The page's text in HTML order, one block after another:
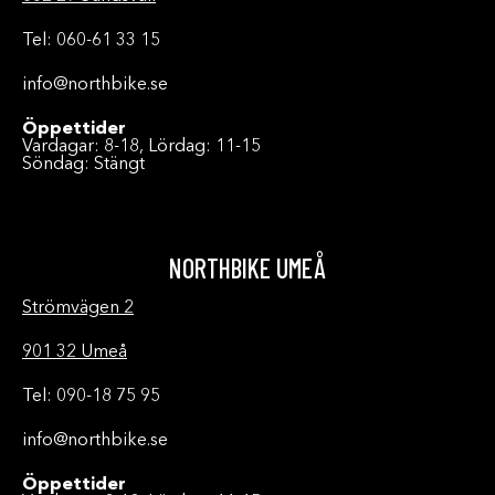
Tel: 060-61 33 15
info@northbike.se
Öppettider
Vardagar: 8-18, Lördag: 11-15
Söndag: Stängt
NORTHBIKE UMEÅ
Strömvägen 2
901 32 Umeå
Tel: 090-18 75 95
info@northbike.se
Öppettider